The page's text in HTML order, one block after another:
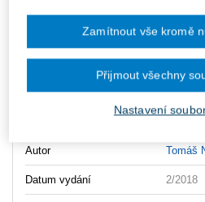
Obsah
Autor Tomáš
Datum vydání 2/2018
Nastavení
Zamítnout vše kromě
Přijmout všechny